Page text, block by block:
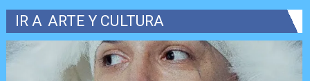
IR A ARTE Y CULTURA